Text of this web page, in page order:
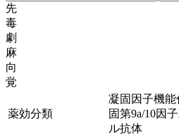
先
毒
劇
麻
向
覚
薬効分類
凝固因子機能
固第9a/10因
ル抗体